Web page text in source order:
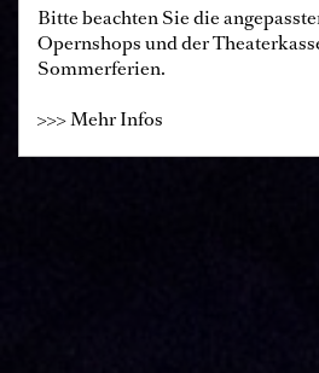
Bitte beachten Sie die
Opernshops und der
Sommerferien.
>>> Mehr Infos